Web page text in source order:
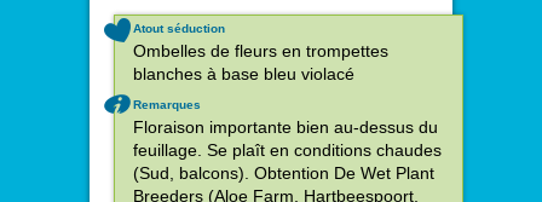
Atout séduction
Ombelles de fleurs en trompettes
blanches à base bleu violacé
Remarques
Floraison importante bien au-dessus du
feuillage. Se plaît en conditions chaudes
(Sud, balcons). Obtention De Wet Plant
Breeders (Aloe Farm, Hartbeespoort,